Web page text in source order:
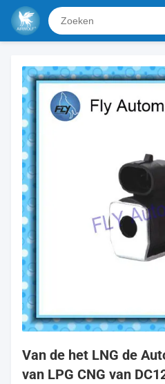
Van de het LNG de
van LPG CNG van